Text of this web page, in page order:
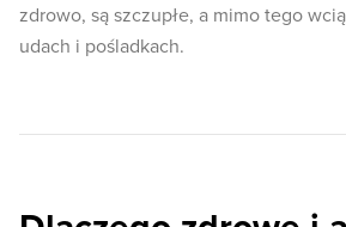
zdrowo, są szczupłe, a mimo tego
udach i pośladkach.